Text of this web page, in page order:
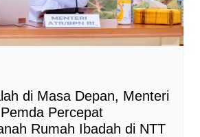
di Masa Depan, Menteri
Percepat
Rumah Ibadah di NTT